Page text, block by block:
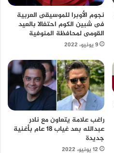
نجوم الأوبرا للموسيقى العربية
فى شبين الكوم احتفالا بالعيد
القومى لمحافظة المنوفية
9 يونيو، 2022
راغب علامة يتعاون مع نادر
عبدالله بعد غياب 18 عام بأغنية
جديدة
12 يونيو، 2022